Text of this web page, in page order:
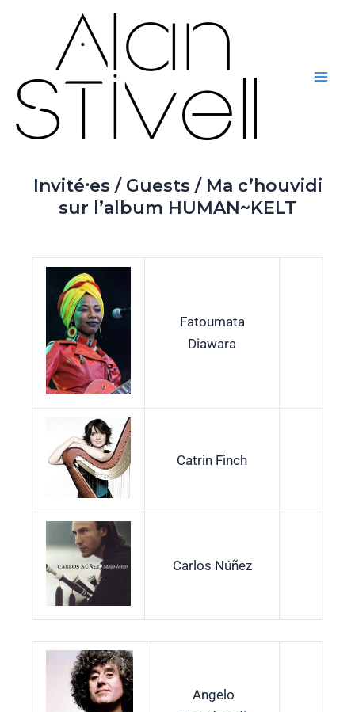
Invité⸱es / Guests / Ma c’houvidi
sur l’album HUMAN~KELT
Fatoumata
Diawara
Catrin Finch
Carlos Núñez
Angelo